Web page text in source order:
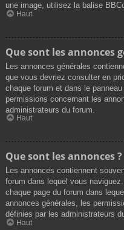
une image, utilisez la balise
Haut
Que sont les annonces
Les annonces générales
que vous devriez consulter en
chaque forum et dans le
permissions concernant les
administrateurs du forum.
Haut
Que sont les annonces ?
Les annonces contiennent
forum dans lequel vous
chaque page du forum dans
annonces générales, les
définies par les administrateurs
Haut